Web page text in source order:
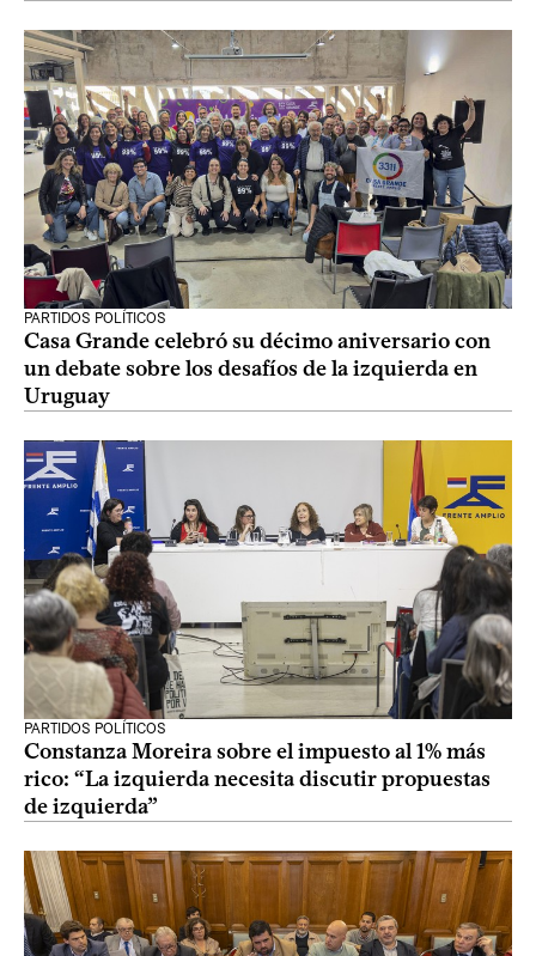
PARTIDOS POLÍTICOS
Casa Grande celebró su décimo aniversario con
un debate sobre los desafíos de la izquierda en
Uruguay
PARTIDOS POLÍTICOS
Constanza Moreira sobre el impuesto al 1% más
rico: “La izquierda necesita discutir propuestas
de izquierda”